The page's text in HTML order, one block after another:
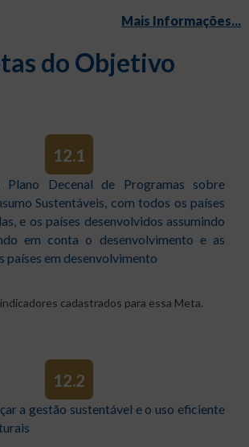
Mais Informações...
do Objetivo
12.1
Plano Decenal de Programas sobre
Sustentáveis, com todos os países
e os países desenvolvidos assumindo
em conta o desenvolvimento e as
países em desenvolvimento
cadastrados para essa Meta.
12.2
a gestão sustentável e o uso eficiente